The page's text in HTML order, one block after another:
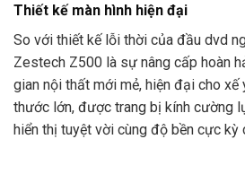
Thiết kế màn hình hiện đại
So với thiết kế lỗi thời của đầu dvd
Zestech Z500 là sự nâng cấp hoàn
gian nội thất mới mẻ, hiện đại cho xế
thước lớn, được trang bị kính cường
hiển thị tuyệt vời cùng độ bền cực kỳ